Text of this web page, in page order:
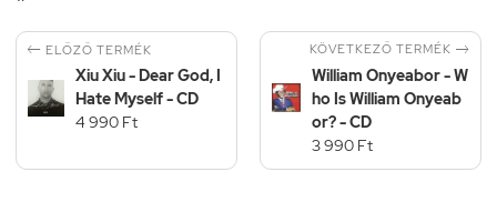
 ELŐZŐ TERMÉK
Xiu Xiu - Dear God, I
Hate Myself - CD
4 990 Ft
KÖVETKEZŐ TERMÉK 
William Onyeabor - W
ho Is William Onyeab
or? - CD
3 990 Ft